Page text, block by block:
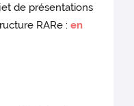
de présentations
RARe :en